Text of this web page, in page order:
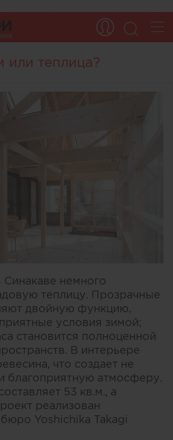
или теплица?
немного
теплицу. Прозрачные
двойную функцию,
условия зимой;
становится полноценной
В интерьере
что создает не
благоприятную атмосферу.
53 кв.м., а
реализован
Yoshichika Takagi